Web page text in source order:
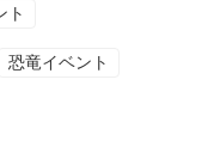
ト
恐竜イベント